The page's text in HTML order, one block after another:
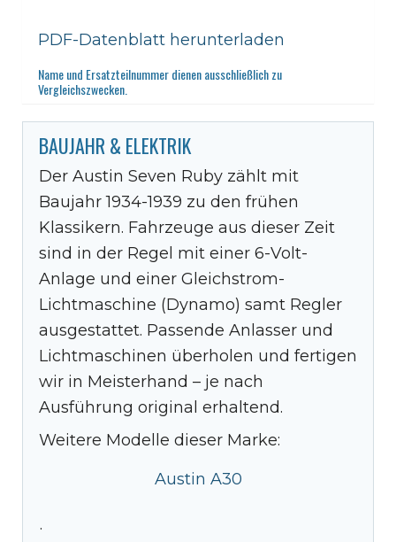
PDF-Datenblatt herunterladen
Name und Ersatzteilnummer dienen ausschließlich zu
Vergleichszwecken.
BAUJAHR & ELEKTRIK
Der Austin Seven Ruby zählt mit
Baujahr 1934-1939 zu den frühen
Klassikern. Fahrzeuge aus dieser Zeit
sind in der Regel mit einer 6-Volt-
Anlage und einer Gleichstrom-
Lichtmaschine (Dynamo) samt Regler
ausgestattet. Passende Anlasser und
Lichtmaschinen überholen und fertigen
wir in Meisterhand – je nach
Ausführung original erhaltend.
Weitere Modelle dieser Marke:
Austin A30
·